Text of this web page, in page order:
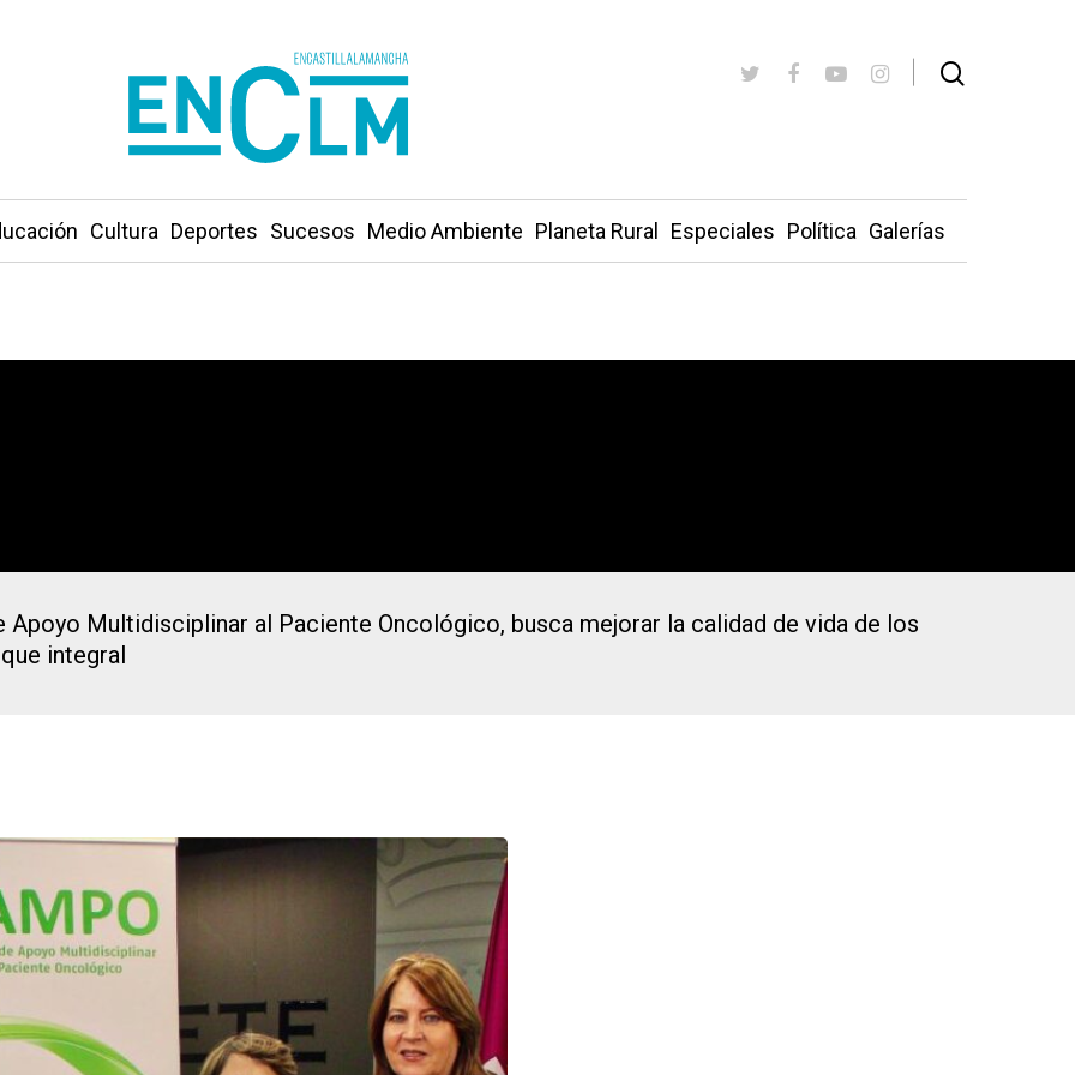
Cultura Deportes Sucesos Medio Ambiente Planeta Rural Especiales Política Galerías
Multidisciplinar al Paciente Oncológico, busca mejorar la calidad de vida de los
integral